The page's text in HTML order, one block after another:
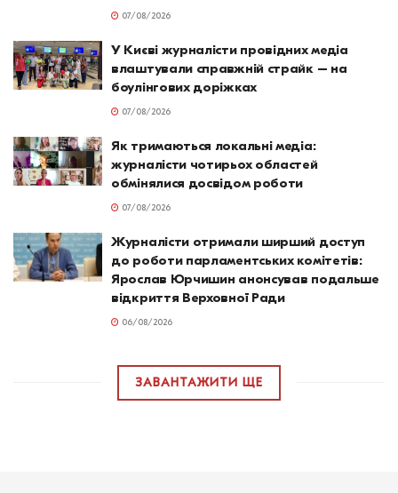
07/08/2026
У Києві журналісти провідних медіа
влаштували справжній страйк – на
боулінгових доріжках
07/08/2026
Як тримаються локальні медіа:
журналісти чотирьох областей
обмінялися досвідом роботи
07/08/2026
Журналісти отримали ширший доступ
до роботи парламентських комітетів:
Ярослав Юрчишин анонсував подальше
відкриття Верховної Ради
06/08/2026
ЗАВАНТАЖИТИ ЩЕ